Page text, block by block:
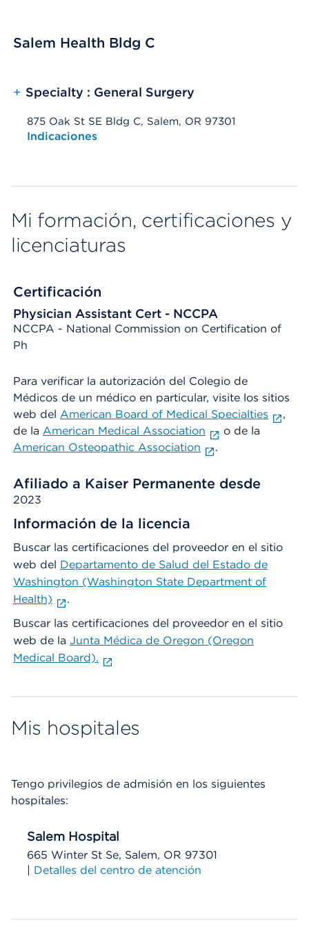
Salem Health Bldg C
+ Specialty : General Surgery
875 Oak St SE Bldg C, Salem, OR 97301
Opens native map application on mobile devices
Indicaciones
Mi formación, certificaciones y
licenciaturas
Certificación
Physician Assistant Cert - NCCPA
NCCPA - National Commission on Certification of
Ph
Para verificar la autorización del Colegio de
Médicos de un médico en particular, visite los sitios
web del American Board of Medical Specialties
,
de la American Medical Association
o de la
American Osteopathic Association
.
Afiliado a Kaiser Permanente desde
2023
Información de la licencia
Buscar las certificaciones del proveedor en el sitio
web del Departamento de Salud del Estado de
Washington (Washington State Department of
Health)
.
Buscar las certificaciones del proveedor en el sitio
web de la Junta Médica de Oregon (Oregon
Medical Board).
Mis hospitales
Tengo privilegios de admisión en los siguientes
hospitales:
Salem Hospital
665 Winter St Se, Salem, OR 97301
| Detalles del centro de atención